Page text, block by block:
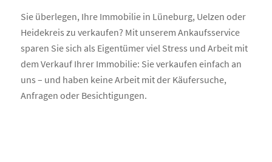
Sie überlegen, Ihre Immobilie in Lüneburg, Uelzen oder
Heidekreis zu verkaufen? Mit unserem Ankaufsservice
sparen Sie sich als Eigentümer viel Stress und Arbeit mit
dem Verkauf Ihrer Immobilie: Sie verkaufen einfach an
uns – und haben keine Arbeit mit der Käufersuche,
Anfragen oder Besichtigungen.